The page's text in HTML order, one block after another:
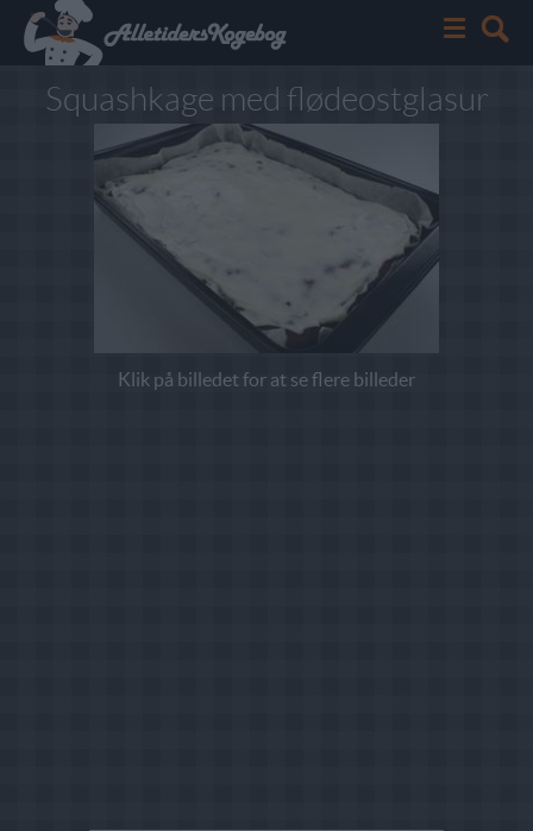
Squashkage med flødeostglasur
Klik på billedet for at se flere billeder